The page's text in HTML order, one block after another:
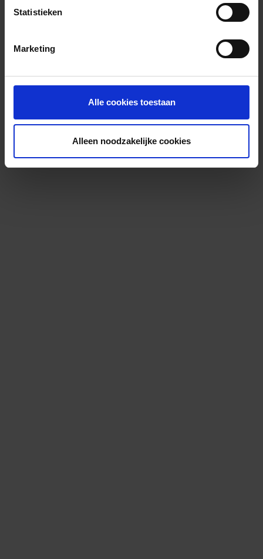
Statistieken
Marketing
Alle cookies toestaan
Alleen noodzakelijke cookies